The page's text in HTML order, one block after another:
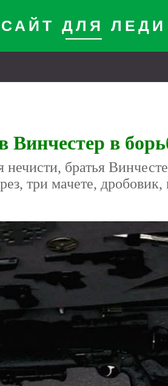
САЙТ ДЛЯ ЛЕДИ
Винчестер в
братья
три мачете, дробовик,